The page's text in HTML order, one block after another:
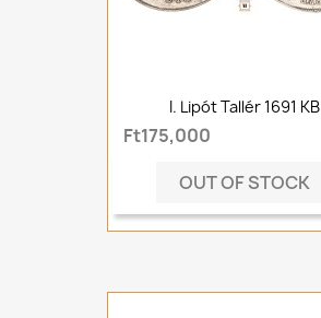
I. Lipót Tallér 1691 KB
Ft175,000
OUT OF STOCK